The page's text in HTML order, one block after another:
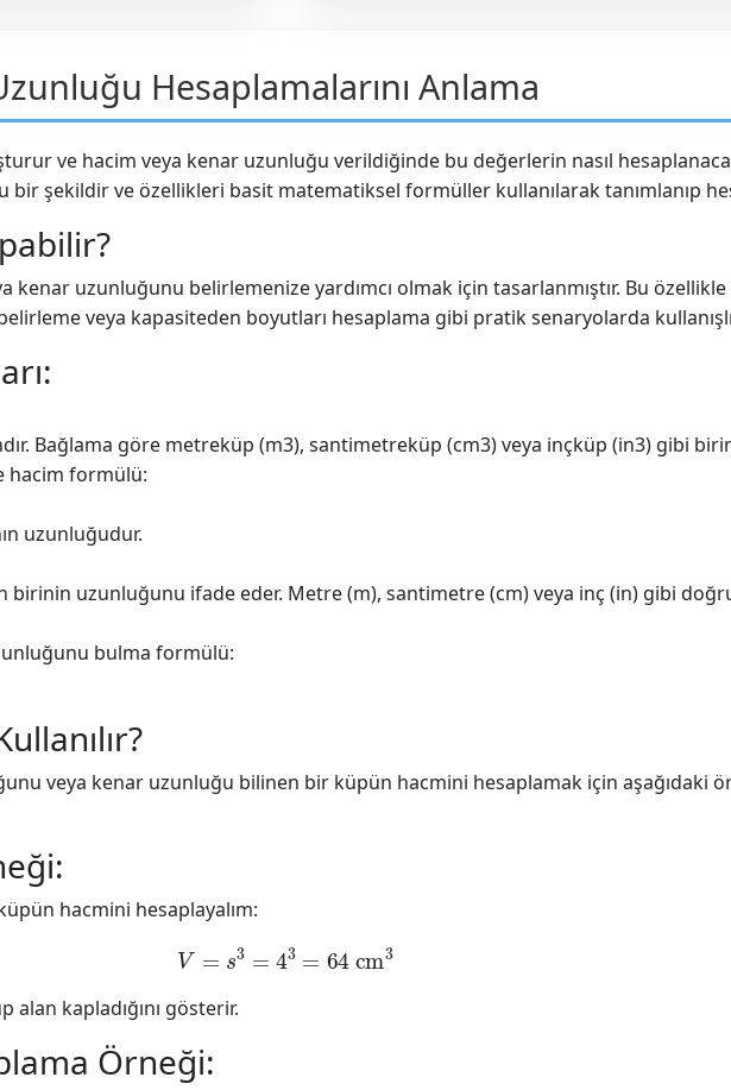
Hesaplamalarını Anlama
ve hacim veya kenar uzunluğu verildiğinde bu değerlerin nasıl
bir şekildir ve özellikleri basit matematiksel formüller kullanılarak tanımlanıp
kenar uzunluğunu belirlemenize yardımcı olmak için tasarlanmıştır. Bu
veya kapasiteden boyutları hesaplama gibi pratik senaryolarda
Bağlama göre metreküp (m3), santimetreküp (cm3) veya inçküp (in3) gibi
hacim formülü:
uzunluğudur.
birinin uzunluğunu ifade eder. Metre (m), santimetre (cm) veya inç (in) gibi
bulma formülü:
veya kenar uzunluğu bilinen bir küpün hacmini hesaplamak için aşağıdaki
hacmini hesaplayalım:
3 3= cm
kapladığını gösterir.
Örneği: